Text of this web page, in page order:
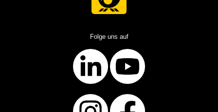
Folge uns auf